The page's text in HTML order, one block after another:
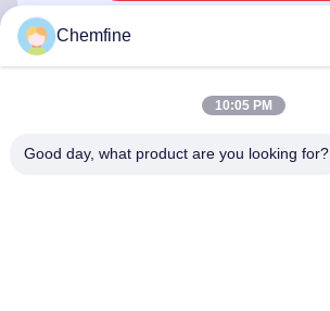
Chemfine
10:05 PM
Good day, what product are you looking for?